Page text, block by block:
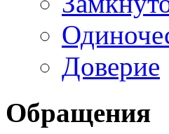
Доверие
Обращения